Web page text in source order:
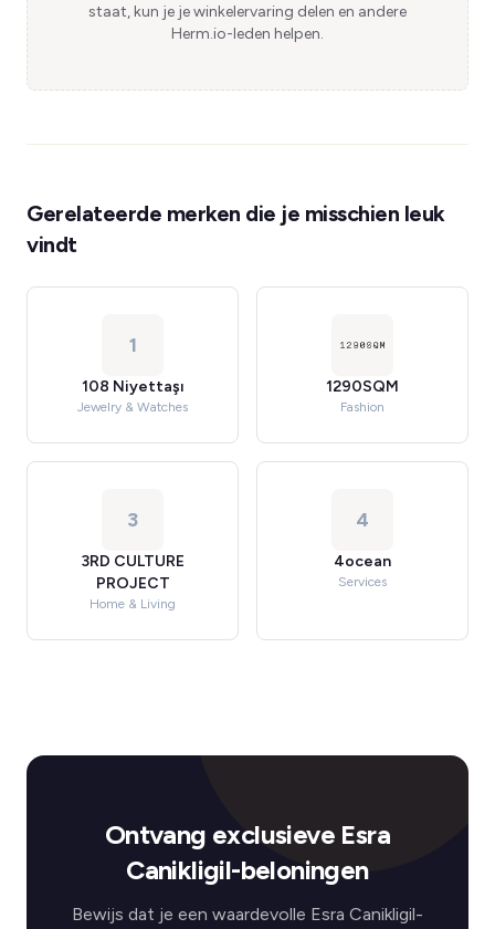
staat, kun je je winkelervaring delen en andere
Herm.io-leden helpen.
Gerelateerde merken die je misschien leuk
vindt
1
108 Niyettaşı
Jewelry & Watches
1290SQM
Fashion
3
3RD CULTURE
PROJECT
Home & Living
4
4ocean
Services
Ontvang exclusieve Esra
Canikligil-beloningen
Bewijs dat je een waardevolle Esra Canikligil-